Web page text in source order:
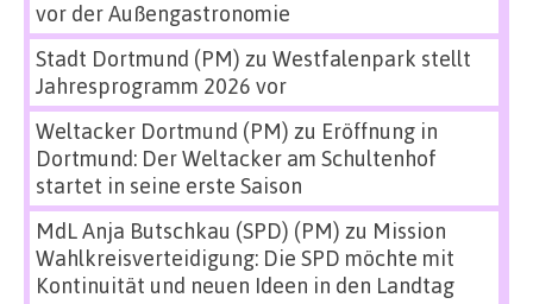
vor der Außengastronomie
Stadt Dortmund (PM) zu Westfalenpark stellt
Jahresprogramm 2026 vor
Weltacker Dortmund (PM) zu Eröffnung in
Dortmund: Der Weltacker am Schultenhof
startet in seine erste Saison
MdL Anja Butschkau (SPD) (PM) zu Mission
Wahlkreisverteidigung: Die SPD möchte mit
Kontinuität und neuen Ideen in den Landtag